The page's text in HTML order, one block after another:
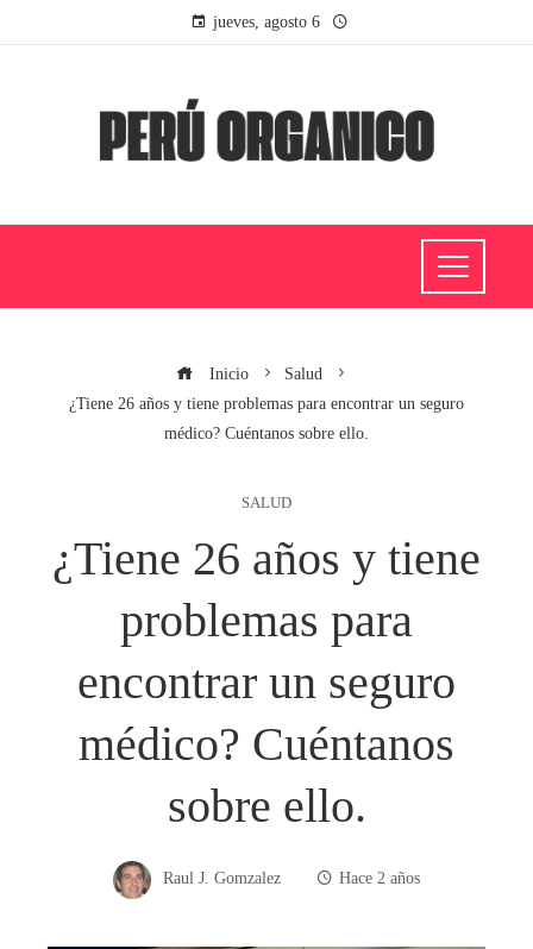
jueves, agosto 6
Inicio
Salud
¿Tiene 26 años y tiene problemas para encontrar un seguro
médico? Cuéntanos sobre ello.
SALUD
¿Tiene 26 años y tiene
problemas para
encontrar un seguro
médico? Cuéntanos
sobre ello.
Raul J. Gomzalez Hace 2 años